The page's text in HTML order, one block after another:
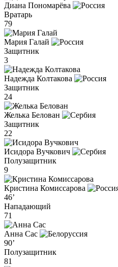
Диана Пономарёва
Вратарь
79
Мария Галай
Защитник
3
Надежда Колтакова
Защитник
24
Желька Белован
Защитник
22
Исидора Вучкович
Полузащитник
9
Кристина Комиссарова
46’
Нападающий
71
Анна Сас
90’
Полузащитник
81